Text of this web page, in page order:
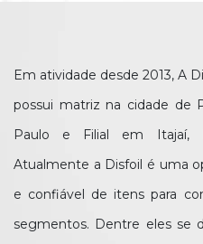
Em atividade desde 2013, A
possui matriz na cidade de
Paulo e Filial em Itajaí,
Atualmente a Disfoil é uma
e confiável de itens para
segmentos. Dentre eles se